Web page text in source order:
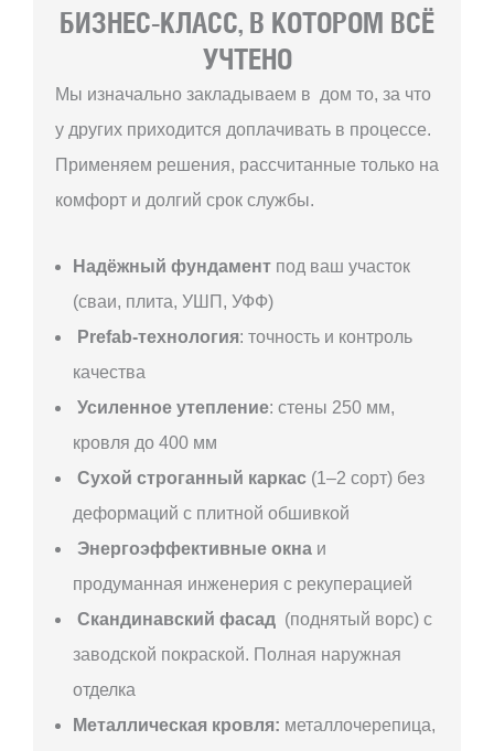
БИЗНЕС-КЛАСС, В КОТОРОМ ВСЁ
УЧТЕНО
Мы изначально закладываем в дом то, за что
у других приходится доплачивать в процессе.
Применяем решения, рассчитанные только на
комфорт и долгий срок службы.
Надёжный фундамент под ваш участок
(сваи, плита, УШП, УФФ)
Prefab-технология: точность и контроль
качества
Усиленное утепление: стены 250 мм,
кровля до 400 мм
Сухой строганный каркас (1–2 сорт) без
деформаций с плитной обшивкой
Энергоэффективные окна и
продуманная инженерия с рекуперацией
Скандинавский фасад (поднятый ворс) с
заводской покраской. Полная наружная
отделка
Металлическая кровля: металлочерепица,